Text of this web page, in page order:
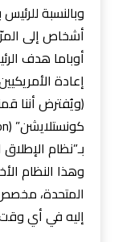
وبالنسبة
أشخاص إلى
أوباما هدف
إعادة
(ويُفترض أننا
وهذا النظام
المتحدة،
إليه في أي